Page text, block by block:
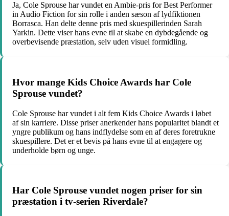
Ja, Cole Sprouse har vundet en Ambie-pris for Best Performer
in Audio Fiction for sin rolle i anden sæson af lydfiktionen
Borrasca. Han delte denne pris med skuespillerinden Sarah
Yarkin. Dette viser hans evne til at skabe en dybdegående og
overbevisende præstation, selv uden visuel formidling.
Hvor mange Kids Choice Awards har Cole
Sprouse vundet?
Cole Sprouse har vundet i alt fem Kids Choice Awards i løbet
af sin karriere. Disse priser anerkender hans popularitet blandt et
yngre publikum og hans indflydelse som en af deres foretrukne
skuespillere. Det er et bevis på hans evne til at engagere og
underholde børn og unge.
Har Cole Sprouse vundet nogen priser for sin
præstation i tv-serien Riverdale?